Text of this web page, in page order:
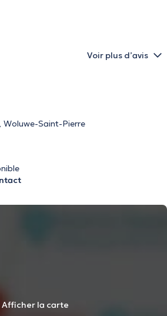
Voir plus d’avis
Woluwe-Saint-Pierre
Afficher la carte